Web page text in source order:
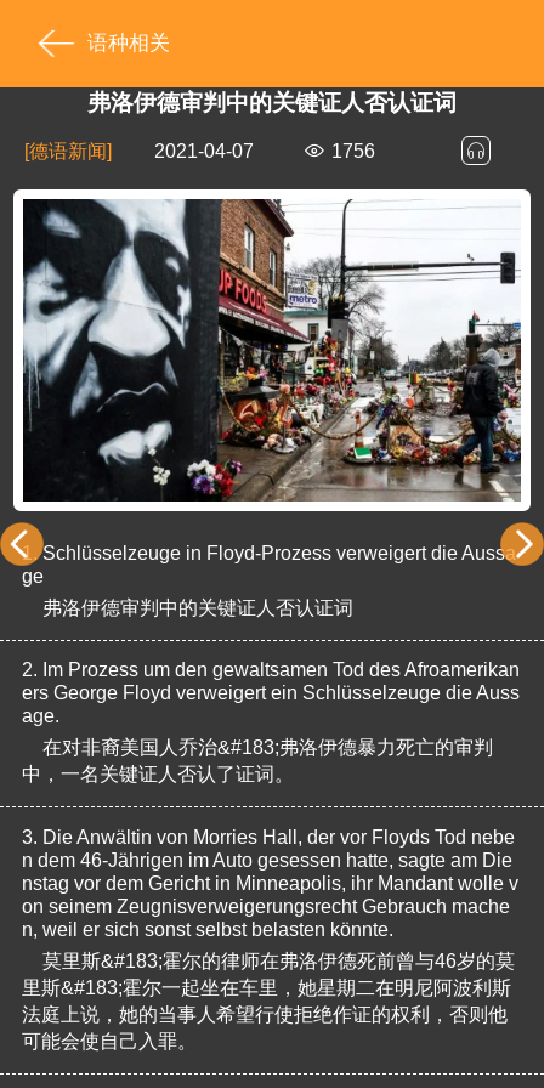
语种相关
弗洛伊德审判中的关键证人否认证词
[德语新闻] 2021-04-07 1756
1. Schlüsselzeuge in Floyd-Prozess verweigert die Aussa
ge
弗洛伊德审判中的关键证人否认证词
2. Im Prozess um den gewaltsamen Tod des Afroamerikan
ers George Floyd verweigert ein Schlüsselzeuge die Auss
age.
在对非裔美国人乔治&#183;弗洛伊德暴力死亡的审判
中，一名关键证人否认了证词。
3. Die Anwältin von Morries Hall, der vor Floyds Tod nebe
n dem 46-Jährigen im Auto gesessen hatte, sagte am Die
nstag vor dem Gericht in Minneapolis, ihr Mandant wolle v
on seinem Zeugnisverweigerungsrecht Gebrauch mache
n, weil er sich sonst selbst belasten könnte.
莫里斯&#183;霍尔的律师在弗洛伊德死前曾与46岁的莫
里斯&#183;霍尔一起坐在车里，她星期二在明尼阿波利斯
法庭上说，她的当事人希望行使拒绝作证的权利，否则他
可能会使自己入罪。